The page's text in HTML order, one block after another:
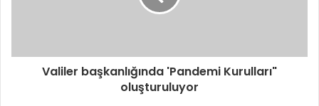
Valiler başkanlığında 'Pandemi Kurulları"
oluşturuluyor